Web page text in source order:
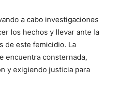
a cabo investigaciones
los hechos y llevar ante la
de este femicidio. La
encuentra consternada,
y exigiendo justicia para